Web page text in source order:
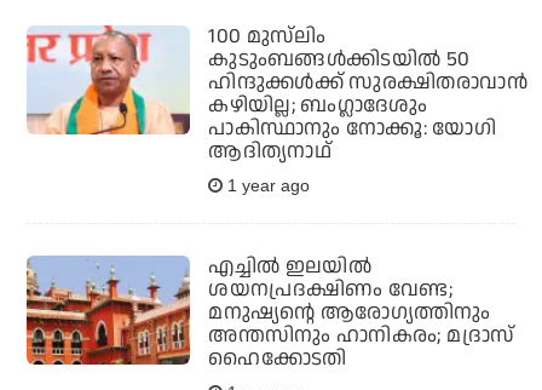
100 മുസ്‌ലിം
കുടുംബങ്ങള്‍ക്കിടയില്‍ 50
ഹിന്ദുക്കള്‍ക്ക് സുരക്ഷിതരാവാന്‍
കഴിയില്ല; ബംഗ്ലാദേശും
പാകിസ്ഥാനും നോക്കൂ: യോഗി
ആദിത്യനാഥ്
1 year ago
എച്ചില്‍ ഇലയില്‍
ശയനപ്രദക്ഷിണം വേണ്ട;
മനുഷ്യന്റെ ആരോഗ്യത്തിനും
അന്തസിനും ഹാനികരം; മദ്രാസ്
ഹൈക്കോടതി